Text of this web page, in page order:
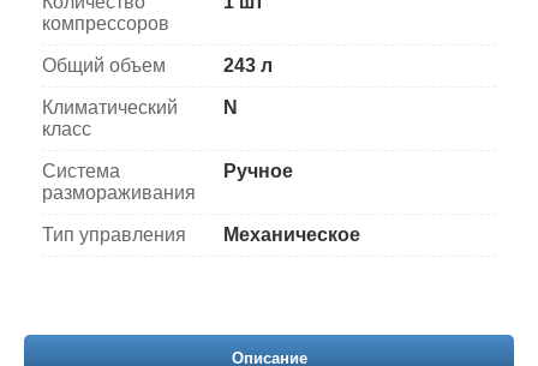
компрессоров
Общий объем 243 л
Климатический
класс
N
Система
размораживания
Ручное
Тип управления Механическое
Описание